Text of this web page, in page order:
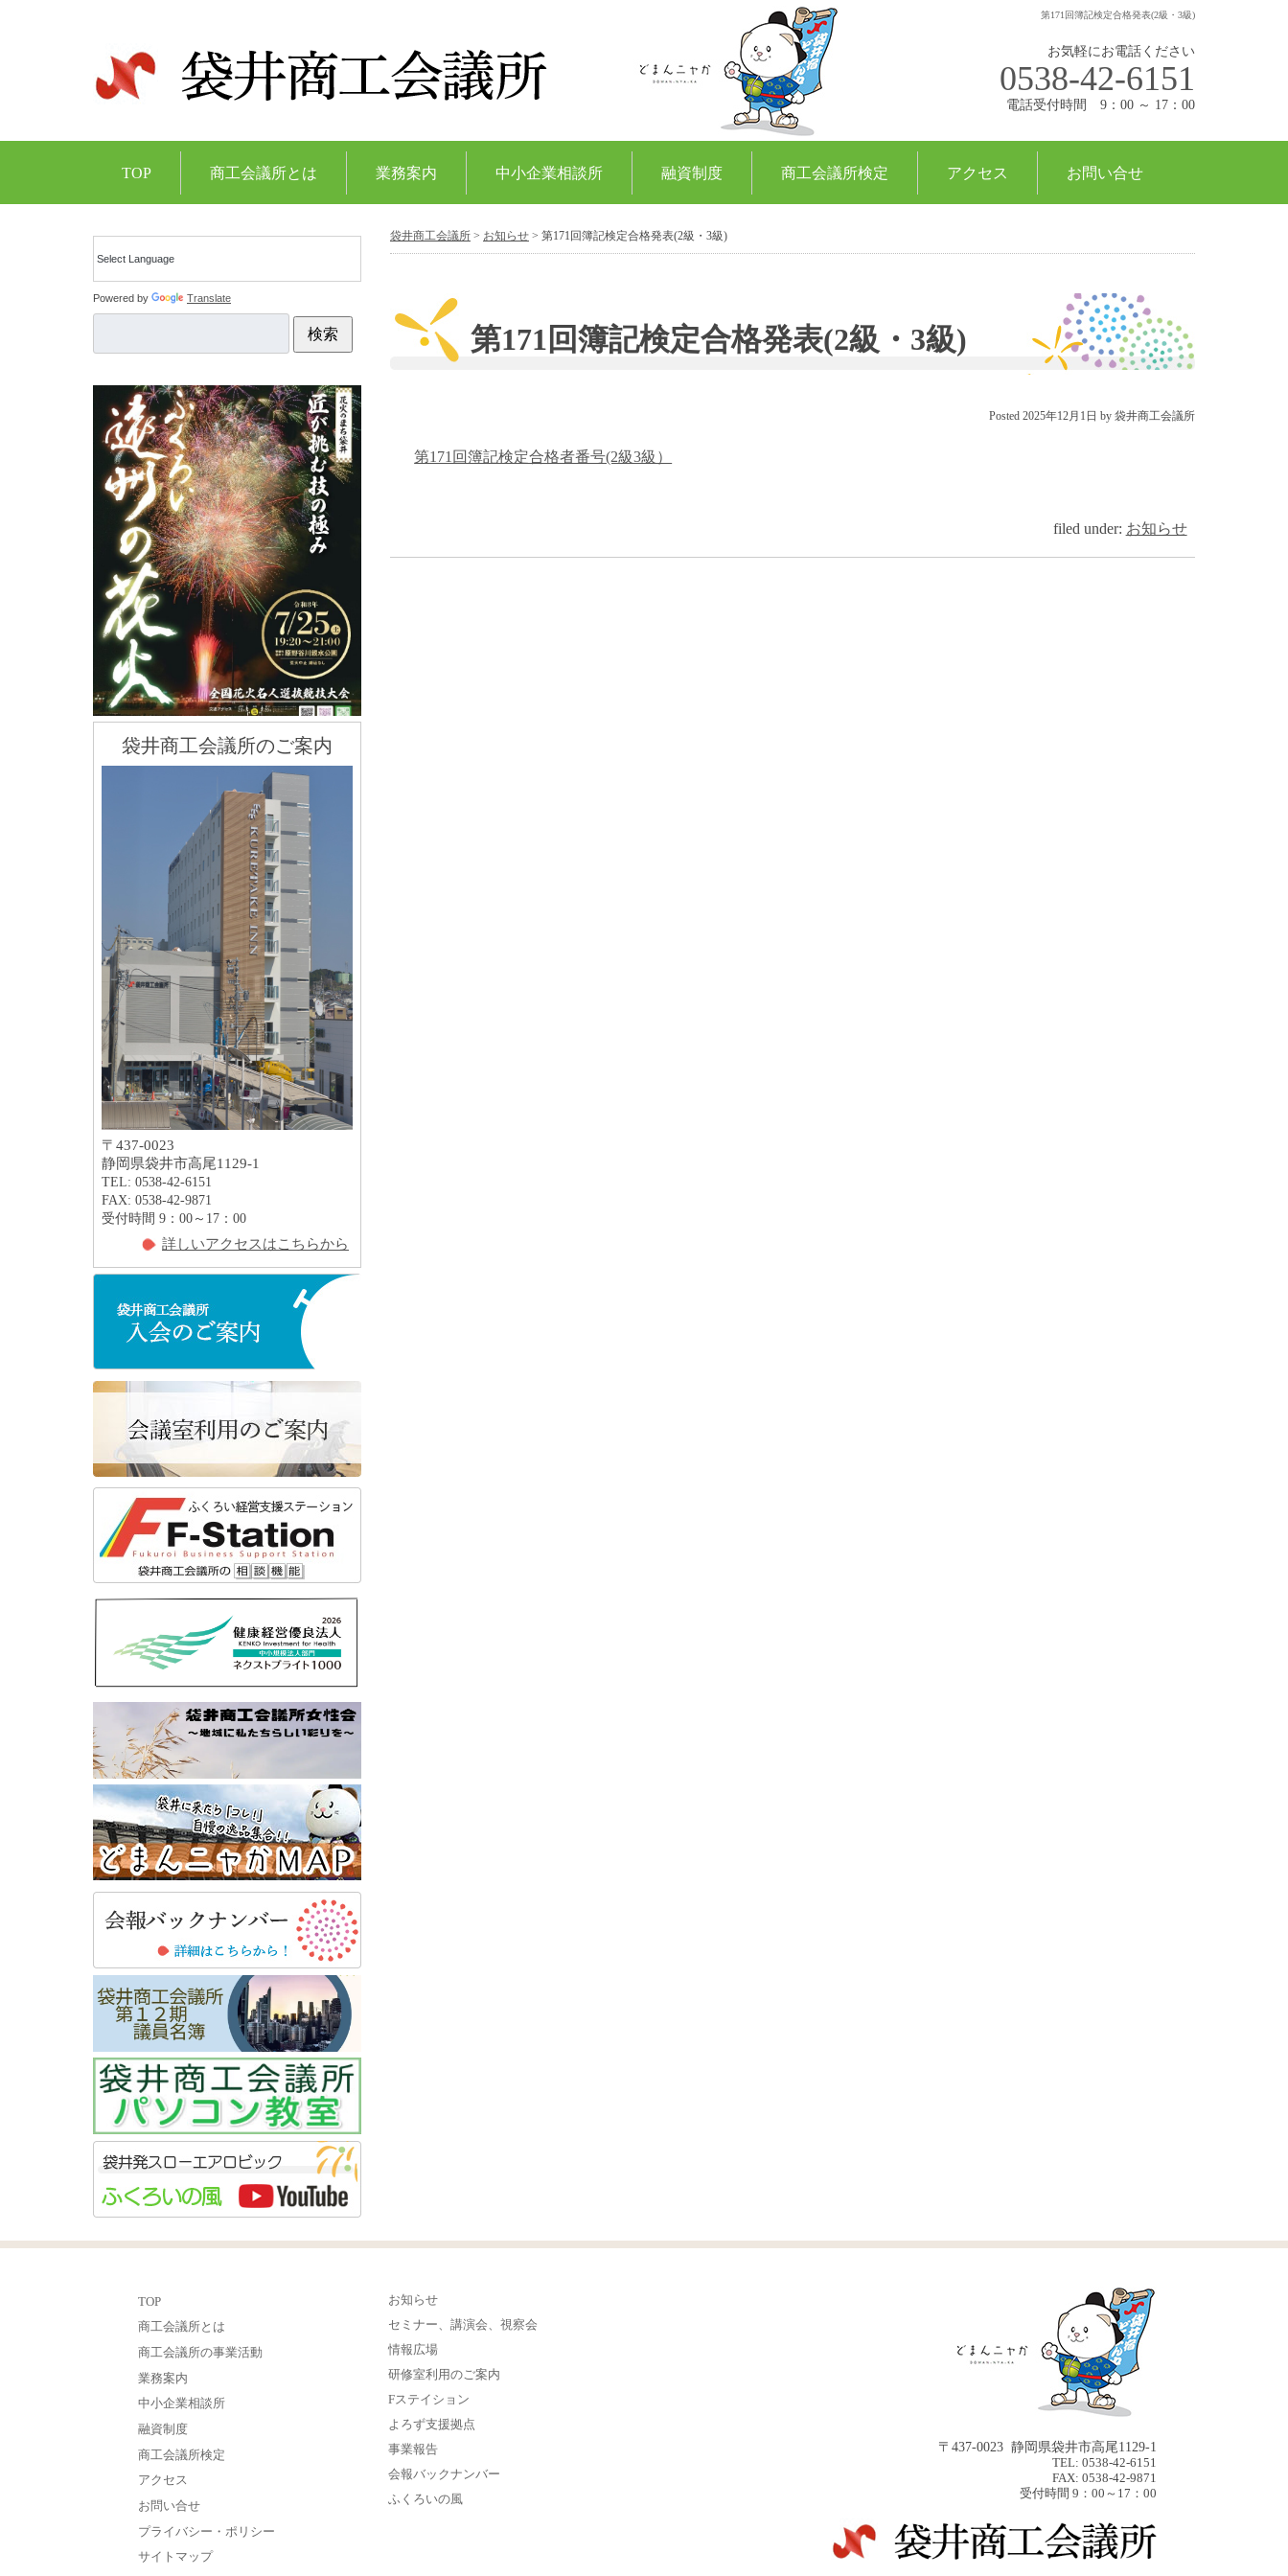
第171回簿記検定合格発表(2級・3級)
お気軽にお電話ください
0538-42-6151
電話受付時間 9：00 ～ 17：00
TOP 商工会議所とは 業務案内 中小企業相談所 融資制度 商工会議所検定 アクセス お問い合せ
袋井商工会議所 > お知らせ > 第171回簿記検定合格発表(2級・3級)
第171回簿記検定合格発表(2級・3級)
Posted 2025年12月1日 by 袋井商工会議所
第171回簿記検定合格者番号(2級3級）
filed under: お知らせ
Powered by Translate
検索
袋井商工会議所のご案内
〒437-0023
静岡県袋井市高尾1129-1
TEL: 0538-42-6151
FAX: 0538-42-9871
受付時間 9：00～17：00
詳しいアクセスはこちらから
TOP
商工会議所とは
商工会議所の事業活動
業務案内
中小企業相談所
融資制度
商工会議所検定
アクセス
お問い合せ
プライバシー・ポリシー
サイトマップ
お知らせ
セミナー、講演会、視察会
情報広場
研修室利用のご案内
Fステイション
よろず支援拠点
事業報告
会報バックナンバー
ふくろいの風
〒437-0023 静岡県袋井市高尾1129-1
TEL: 0538-42-6151
FAX: 0538-42-9871
受付時間 9：00～17：00